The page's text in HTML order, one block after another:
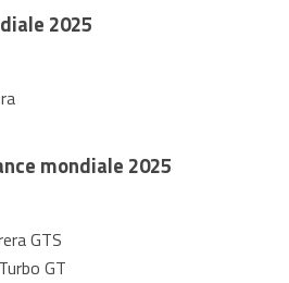
2025
mondiale 2025
GTS
GT